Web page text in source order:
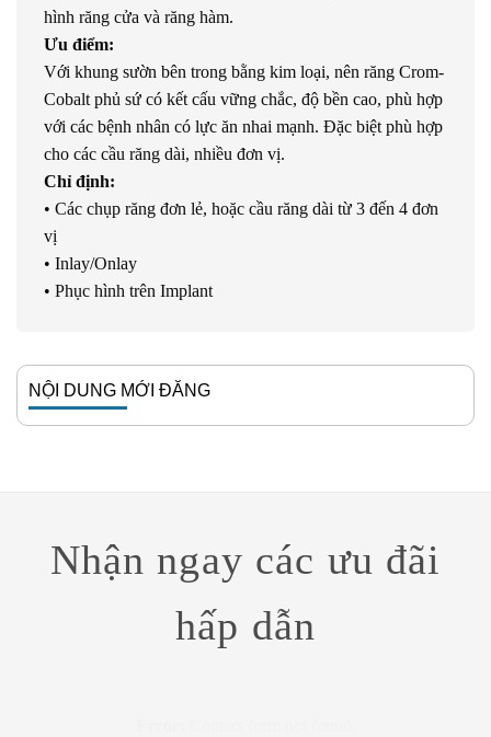
hình răng cửa và răng hàm.
Ưu điểm:
Với khung sườn bên trong bằng kim loại, nên răng Crom-
Cobalt phủ sứ có kết cấu vững chắc, độ bền cao, phù hợp
với các bệnh nhân có lực ăn nhai mạnh. Đặc biệt phù hợp
cho các cầu răng dài, nhiều đơn vị.
Chỉ định:
• Các chụp răng đơn lẻ, hoặc cầu răng dài từ 3 đến 4 đơn
vị
• Inlay/Onlay
• Phục hình trên Implant
NỘI DUNG MỚI ĐĂNG
Nhận ngay các ưu đãi
hấp dẫn